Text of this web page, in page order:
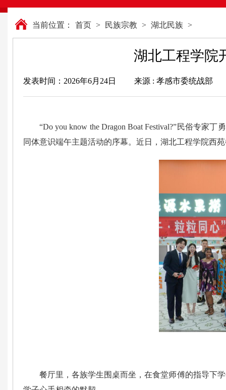
当前位置： 首页 > 民族宗教 > 湖北民族 >
湖北工程学院
发表时间：2026年6月24日 来源 : 孝感市委统战部
“Do you know the Dragon Boat Festival?”民俗专家
同体意识端午主题活动的序幕。近日，湖北工程学院西
餐厅里，各族学生围桌而坐，在食堂师傅的指导下